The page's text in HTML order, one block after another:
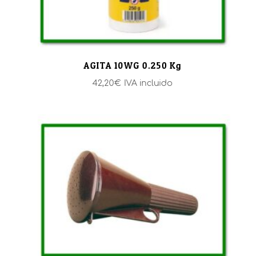
AGITA 10WG 0.250 Kg
42,20€ IVA incluido